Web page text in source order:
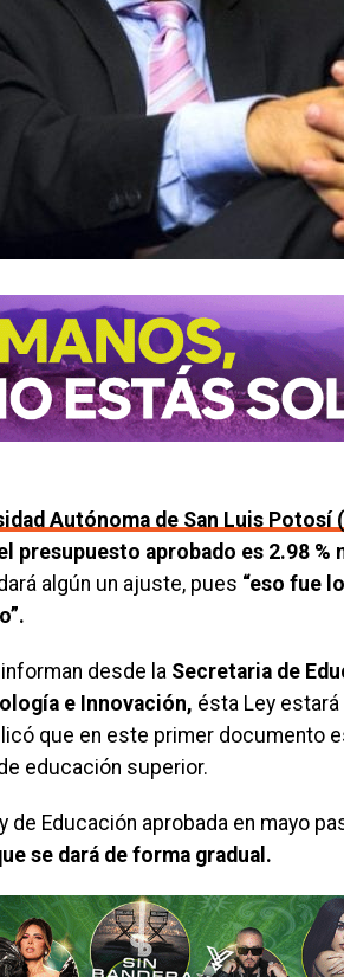
Autónoma de San Luis Potosí
presupuesto aprobado es 2.98 %
algún un ajuste, pues “eso fue
desde la Secretaria de
e Innovación, ésta Ley
que en este primer documento
educación superior.
de Educación aprobada en mayo
se dará de forma gradual.